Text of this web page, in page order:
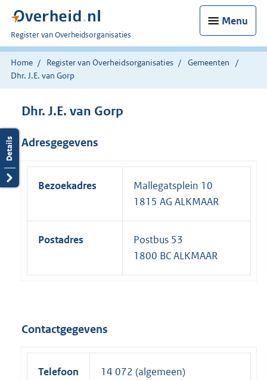
Menu
U
bent
nu
hier:
Register van Overheidsorganisaties
Home Register van Overheidsorganisaties
Gemeenten
Dhr. J.E. van Gorp
Dhr. J.E. van Gorp
Adresgegevens
Bezoekadres
Mallegatsplein 10
1815 AG ALKMAAR
Postadres
Postbus 53
1800 BC ALKMAAR
Contactgegevens
Telefoon 14 072 (algemeen)